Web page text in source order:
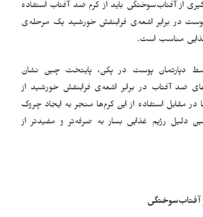
از آفتاب‌سوختگی باید از کرم ضد آفتاب استفاده
در برابر اشعه‌ی فرابنفش خورشید یک مرحله‌ی
مناسب است.
دپارتمان پوست در پکن، پایتخت چین نشان
ضد آفتاب در برابر اشعه‌ی فرابنفش خورشید از
مقابل استفاده از این کرم‌ها منجر بە ایجاد چروک
رژیم غذایی بسار به صرفه‌تر و مفیدتر از
آفتاب‌سوختگی